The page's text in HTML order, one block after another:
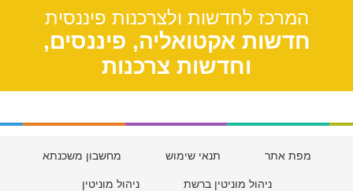
המרכז לחדשות ולצרכנות פיננסית
חדשות אקטואליה, פיננסים,
וחדשות צרכנות
מפת אתר תנאי שימוש מחשבון משכנתא
ניהול מוניטין ברשת ניהול מוניטין